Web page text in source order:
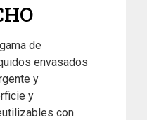
de
envasados
y
y
con